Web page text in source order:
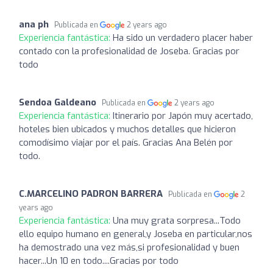
ana ph Publicada en 2 years ago
Experiencia fantástica: Ha sido un verdadero placer haber
contado con la profesionalidad de Joseba. Gracias por
todo
Sendoa Galdeano Publicada en 2 years ago
Experiencia fantástica: Itinerario por Japón muy acertado,
hoteles bien ubicados y muchos detalles que hicieron
comodísimo viajar por el país. Gracias Ana Belén por
todo.
C.MARCELINO PADRON BARRERA Publicada en
2
years ago
Experiencia fantástica: Una muy grata sorpresa...Todo
ello equipo humano en general,y Joseba en particular,nos
ha demostrado una vez más,si profesionalidad y buen
hacer...Un 10 en todo....Gracias por todo